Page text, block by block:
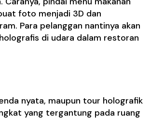
foto menjadi 3D dan
Para pelanggan nantinya akan
di udara dalam restoran
nyata, maupun tour holografik
yang tergantung pada ruang